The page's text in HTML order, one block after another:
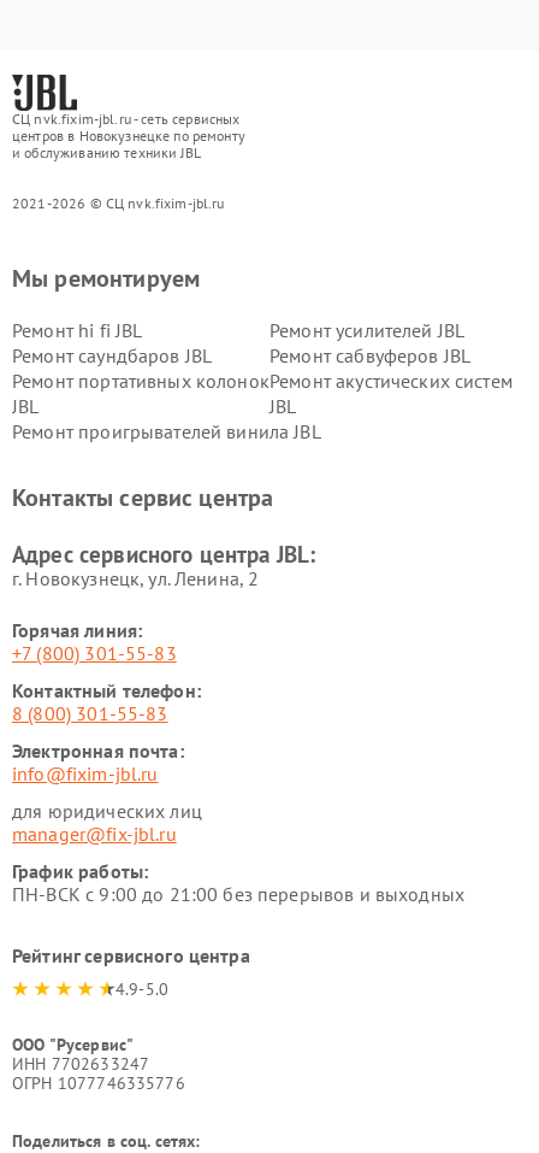
СЦ nvk.fixim-jbl.ru - сеть сервисных
центров в Новокузнецке по ремонту
и обслуживанию техники JBL
2021-2026 © СЦ nvk.fixim-jbl.ru
Мы ремонтируем
Ремонт hi fi JBL
Ремонт усилителей JBL
Ремонт саундбаров JBL
Ремонт сабвуферов JBL
Ремонт портативных колонок
JBL
Ремонт акустических систем
JBL
Ремонт проигрывателей винила JBL
Контакты сервис центра
Адрес сервисного центра JBL:
г. Новокузнецк, ул. Ленина, 2
Горячая линия:
+7 (800) 301-55-83
Контактный телефон:
8 (800) 301-55-83
Электронная почта:
info@fixim-jbl.ru
для юридических лиц
manager@fix-jbl.ru
График работы:
ПН-ВСК с 9:00 до 21:00 без перерывов и выходных
Рейтинг сервисного центра
4.9-5.0
ООО "Русервис"
ИНН 7702633247
ОГРН 1077746335776
Поделиться в соц. сетях: